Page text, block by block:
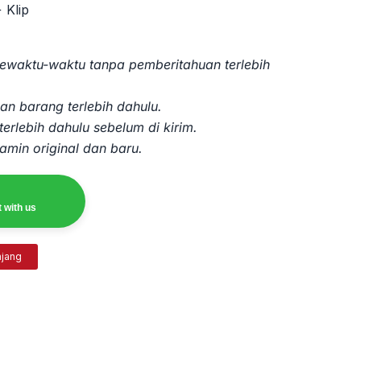
Klip
waktu tanpa pemberitahuan terlebih
barang terlebih dahulu.
dahulu sebelum di kirim.
original dan baru.
with us